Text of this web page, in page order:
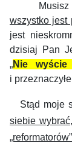
Musisz
wszystko jest
jest
dzisiaj Pan
„Nie
i
Stąd moje
siebie
„reformatorów”